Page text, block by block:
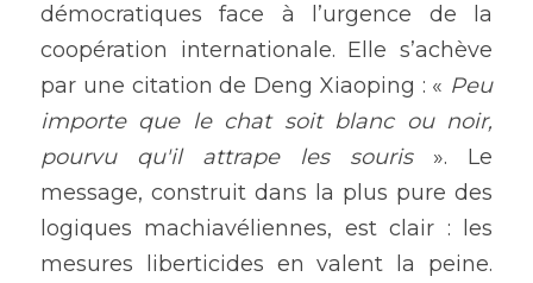
démocratiques face à l’urgence de la
coopération internationale. Elle s’achève
par une citation de Deng Xiaoping : « Peu
importe que le chat soit blanc ou noir,
pourvu qu'il attrape les souris ». Le
message, construit dans la plus pure des
logiques machiavéliennes, est clair : les
mesures liberticides en valent la peine.